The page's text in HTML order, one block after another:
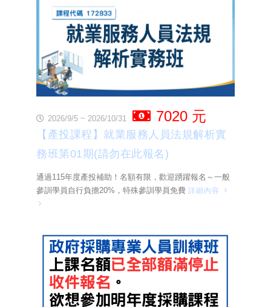
2026/9/5 ~ 2026/10/31 7020 元
【產投課程】就業服務人員法規解析實
務班第01期(請勿在此報名)
通過115年度產投補助！名額有限，歡迎踴躍報名～一般
參訓學員自行負擔20%，特殊參訓學員免費 詳細內容